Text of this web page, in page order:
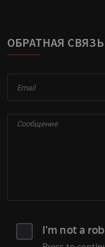
ОБРАТНАЯ СВЯЗЬ